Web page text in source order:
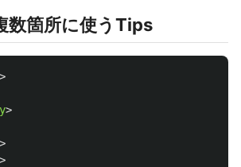
数箇所に使うTips
>
>
>